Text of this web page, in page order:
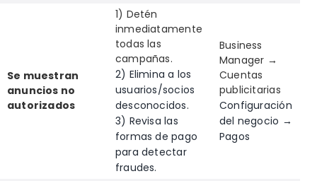
Se muestran
anuncios no
autorizados
1) Detén
inmediatamente
todas las
campañas.
2) Elimina a los
usuarios/socios
desconocidos.
3) Revisa las
formas de pago
para detectar
fraudes.
Business
Manager →
Cuentas
publicitarias
Configuración
del negocio →
Pagos